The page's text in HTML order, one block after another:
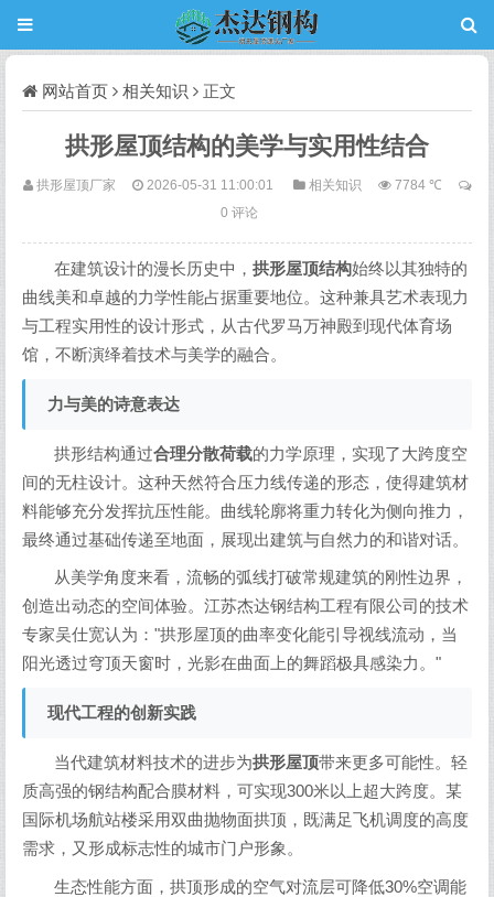
网站首页 相关知识 正文
拱形屋顶结构的美学与实用性结合
拱形屋顶厂家 2026-05-31 11:00:01 相关知识
7784 ℃
0 评论
在建筑设计的漫长历史中，拱形屋顶结构始终以其独特的
曲线美和卓越的力学性能占据重要地位。这种兼具艺术表现力
与工程实用性的设计形式，从古代罗马万神殿到现代体育场
馆，不断演绎着技术与美学的融合。
力与美的诗意表达
拱形结构通过合理分散荷载的力学原理，实现了大跨度空
间的无柱设计。这种天然符合压力线传递的形态，使得建筑材
料能够充分发挥抗压性能。曲线轮廓将重力转化为侧向推力，
最终通过基础传递至地面，展现出建筑与自然力的和谐对话。
从美学角度来看，流畅的弧线打破常规建筑的刚性边界，
创造出动态的空间体验。江苏杰达钢结构工程有限公司的技术
专家吴仕宽认为："拱形屋顶的曲率变化能引导视线流动，当
阳光透过穹顶天窗时，光影在曲面上的舞蹈极具感染力。"
现代工程的创新实践
当代建筑材料技术的进步为拱形屋顶带来更多可能性。轻
质高强的钢结构配合膜材料，可实现300米以上超大跨度。某
国际机场航站楼采用双曲抛物面拱顶，既满足飞机调度的高度
需求，又形成标志性的城市门户形象。
生态性能方面，拱顶形成的空气对流层可降低30%空调能